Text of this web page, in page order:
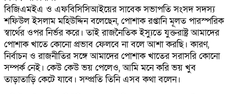
বিজিএমইএ ও এফবিসিসিআইয়ের সাবেক সভাপতি সংসদ সদস্য
শফিউল ইসলাম মহিউদ্দিন বলেছেন, পোশাক রপ্তানি মূলত পারস্পরিক
স্বার্থের ওপর নির্ভর করে। তাই রাজনৈতিক ইস্যুতে যুক্তরাষ্ট্র আমাদের
পোশাক খাতে কোনো প্রভাব ফেলবে না বলে আশা করছি। কারণ,
নির্বাচন ও রাজনীতির সঙ্গে আমাদের পোশাক খাতের সরাসরি কোনো
সম্পর্ক নেই। কেউ কেউ ভয় পেলেও, আমি মনে করি ভয় খুব
তাড়াতাড়ি কেটে যাবে। সম্প্রতি তিনি এসব কথা বলেন।